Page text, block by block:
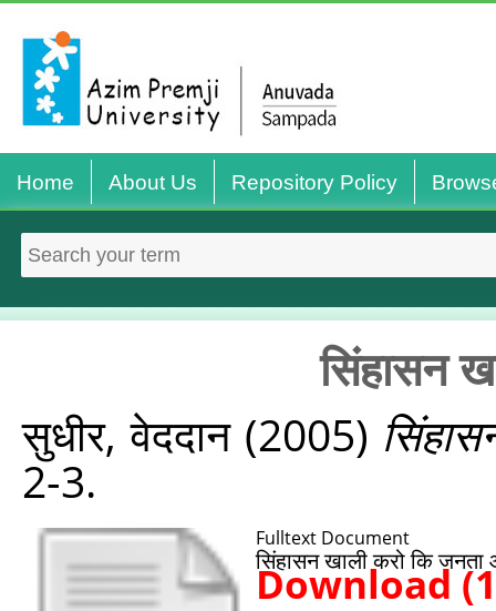
Home About Us Repository Policy
सिंहासन
सुधीर, वेददान(2005)
2-3.
Fulltext Document
सिंहासन खाली करो कि
Download